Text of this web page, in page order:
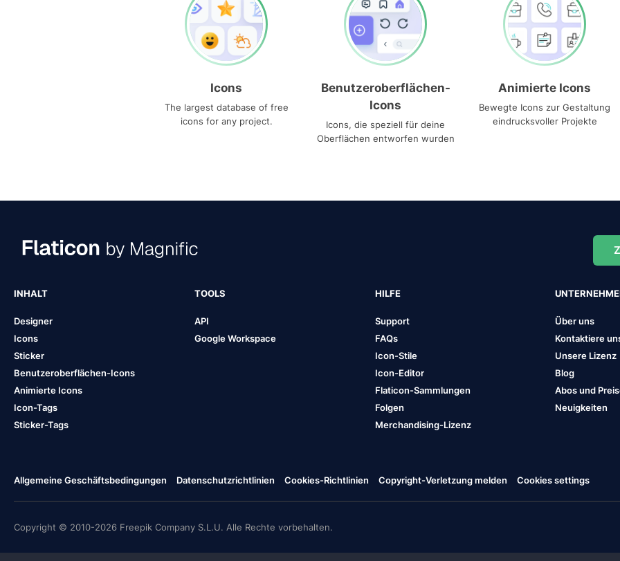
Icons
The largest database of free
icons for any project.
Benutzeroberflächen-
Icons
Icons, die speziell für deine
Oberflächen entworfen wurden
Animierte Icons
Bewegte Icons zur Gestaltung
eindrucksvoller Projekte
INHALT
Designer
Icons
Sticker
Benutzeroberflächen-Icons
Animierte Icons
Icon-Tags
Sticker-Tags
TOOLS
API
Google Workspace
HILFE
Support
FAQs
Icon-Stile
Icon-Editor
Flaticon-Sammlungen
Folgen
Merchandising-Lizenz
Über uns
Kontaktiere
Unsere Lizenz
Blog
Abos und
Neuigkeiten
Allgemeine Geschäftsbedingungen Datenschutzrichtlinien Cookies-Richtlinien Copyright-Verletzung melden Cookies settings
Copyright © 2010-2026 Freepik Company S.L.U. Alle Rechte vorbehalten.